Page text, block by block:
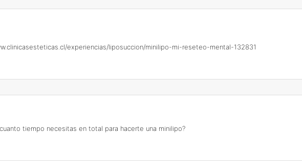
experiencias/liposuccion/minilipo-mi-reseteo-mental-132831
tiempo necesitas en total para hacerte una minilipo?